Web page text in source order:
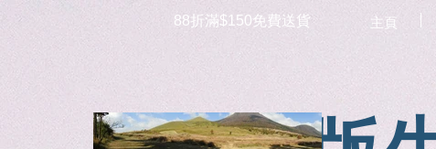
88折滿$150免費送貨 主頁